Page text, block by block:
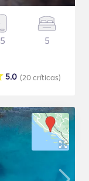
5 5
(20críticas)
5.0